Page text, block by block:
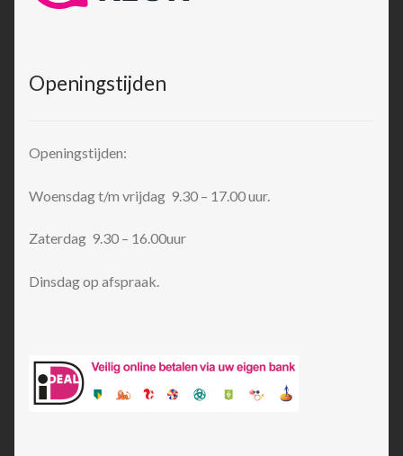
Openingstijden
Openingstijden:
Woensdag t/m vrijdag 9.30 – 17.00 uur.
Zaterdag 9.30 – 16.00uur
Dinsdag op afspraak.